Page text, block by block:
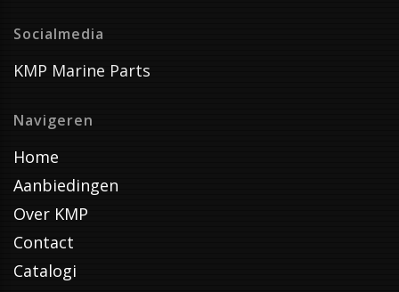
Socialmedia
KMP Marine Parts
Navigeren
Home
Aanbiedingen
Over KMP
Contact
Catalogi